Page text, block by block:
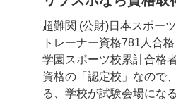
超難関 (公財)日本スポー
トレーナー資格781人合
学園スポーツ校累計合格
資格の「認定校」なので
る、学校が試験会場にな